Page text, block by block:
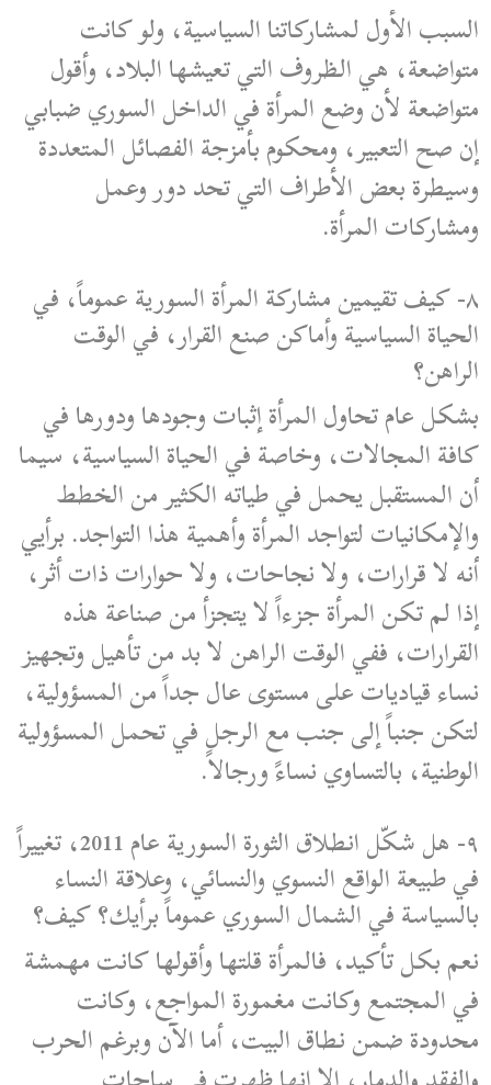
السبب الأول لمشاركاتنا السياسية، ولو كانت
متواضعة، هي الظروف التي تعيشها البلاد، وأقول
متواضعة لأن وضع المرأة في الداخل السوري ضبابي
إن صح التعبير، ومحكوم بأمزجة الفصائل المتعددة
وسيطرة بعض الأطراف التي تحد دور وعمل
ومشاركات المرأة.
٨- كيف تقيمين مشاركة المرأة السورية عموماً، في
الحياة السياسية وأماكن صنع القرار، في الوقت
الراهن؟
بشكل عام تحاول المرأة إثبات وجودها ودورها في
كافة المجالات، وخاصة في الحياة السياسية، سيما
أن المستقبل يحمل في طياته الكثير من الخطط
والإمكانيات لتواجد المرأة وأهمية هذا التواجد. برأيي
أنه لا قرارات، ولا نجاحات، ولا حوارات ذات أثر،
إذا لم تكن المرأة جزءاً لا يتجزأ من صناعة هذه
القرارات، ففي الوقت الراهن لا بد من تأهيل وتجهيز
نساء قياديات على مستوى عال جداً من المسؤولية،
لتكن جنباً إلى جنب مع الرجل في تحمل المسؤولية
الوطنية، بالتساوي نساءً ورجالاً.
٩- هل شكّل انطلاق الثورة السورية عام 2011، تغييراً
في طبيعة الواقع النسوي والنسائي، وعلاقة النساء
بالسياسة في الشمال السوري عموماً برأيك؟ كيف؟
نعم بكل تأكيد، فالمرأة قلتها وأقولها كانت مهمشة
في المجتمع وكانت مغمورة المواجع، وكانت
محدودة ضمن نطاق البيت، أما الآن وبرغم الحرب